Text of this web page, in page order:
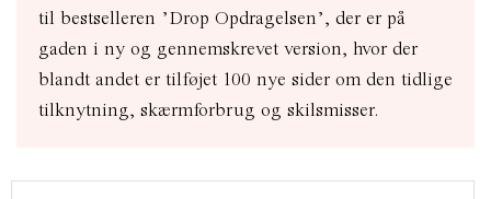
til bestselleren ’Drop Opdragelsen’, der er på
gaden i ny og gennemskrevet version, hvor der
blandt andet er tilføjet 100 nye sider om den tidlige
tilknytning, skærmforbrug og skilsmisser.